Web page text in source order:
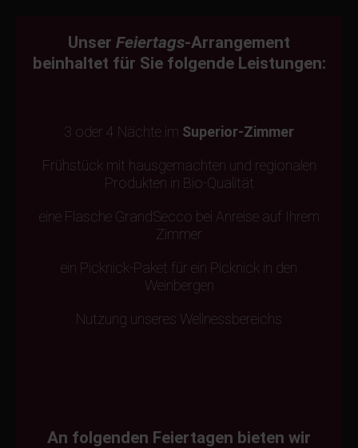
Unser Feiertags-Arrangement
beinhaltet für Sie folgende Leistungen:
3 oder 4 Nächte im Superior-Zimmer
Frühstück mit hausgemachten und regionalen
Produkten in Bio-Qualität
eine Flasche GrandSecco bei Anreise auf Ihrem
Zimmer
ein Picknick-Paket für ein Picknick in den
Weinbergen
Nutzung unseres Wellnessbereichs
An folgenden Feiertagen bieten wir